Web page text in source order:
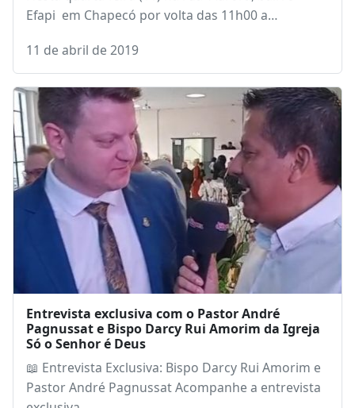
Nesta quarta-feira (11) na rua Aurora, bairro
Efapi em Chapecó por volta das 11h00 a…
Entrevista exclusiva com o Pastor André
Pagnussat e Bispo Darcy Rui Amorim da Igreja
📖 Entrevista Exclusiva: Bispo Darcy Rui Amorim e
Pastor André Pagnussat Acompanhe a entrevista